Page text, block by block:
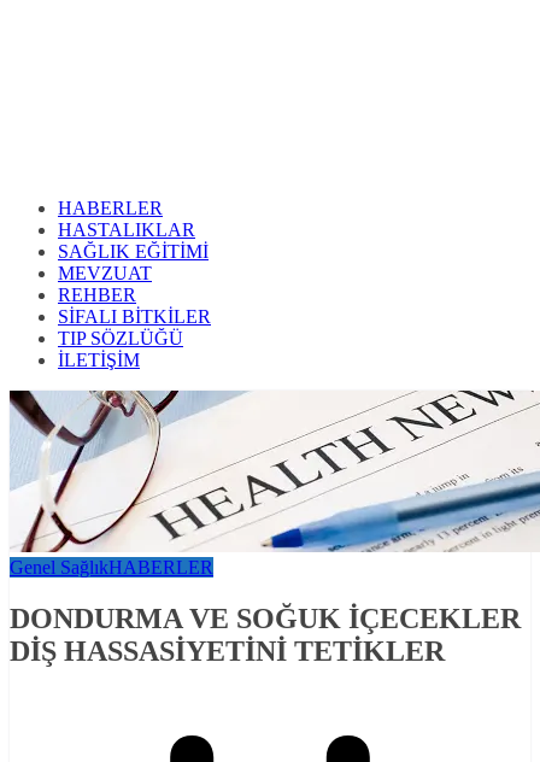
HABERLER
HASTALIKLAR
SAĞLIK EĞİTİMİ
MEVZUAT
REHBER
SİFALI BİTKİLER
TIP SÖZLÜĞÜ
İLETİŞİM
Genel SağlıkHABERLER
DONDURMA VE SOĞUK İÇECEKLER
DİŞ HASSASİYETİNİ TETİKLER